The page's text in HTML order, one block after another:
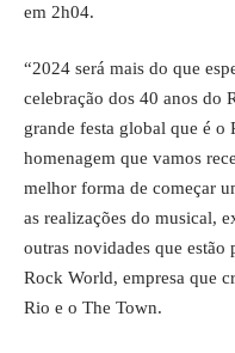
em 2h04.
“2024 será mais do que
celebração dos 40 anos do
grande festa global que é o
homenagem que vamos
melhor forma de começar
as realizações do musical,
outras novidades que
Rock World, empresa que
Rio e o The Town.